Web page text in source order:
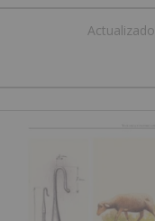
Actualizado